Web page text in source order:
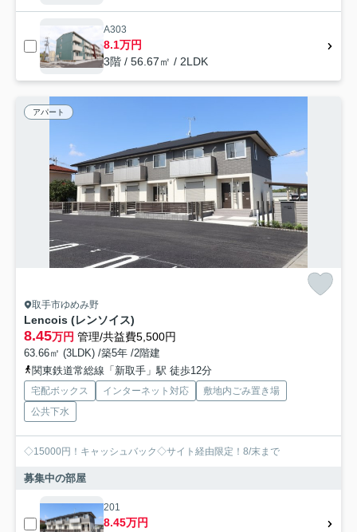
A303
8.1万円
3階 / 56.67㎡ / 2LDK
アパート
取手市ゆめみ野
Lencois (レンソイス)
8.45万円 管理/共益費5,500円
63.66㎡ (3LDK) /築5年 /2階建
関東鉄道常総線「新取手」駅 徒歩12分
宅配ボックス インターネット対応
敷地内ごみ置き場
公共下水
◇15000円！キャッシュバック◇サイト経由限定！8/末まで
募集中の部屋
201
8.45万円